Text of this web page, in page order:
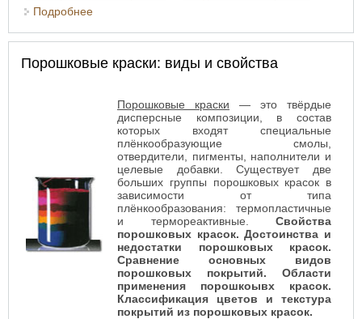
Подробнее
Порошковые краски: виды и свойства
Порошковые краски — это твёрдые
дисперсные композиции, в состав
которых входят специальные
плёнкообразующие смолы,
отвердители, пигменты, наполнители и
целевые добавки. Существует две
больших группы порошковых красок в
зависимости от типа
плёнкообразования: термопластичные
и термореактивные. Свойства
порошковых красок. Достоинства и
недостатки порошковых красок.
Сравнение основных видов
порошковых покрытий. Области
применения порошкоывх красок.
Классификация цветов и текстура
покрытий из порошковых красок.